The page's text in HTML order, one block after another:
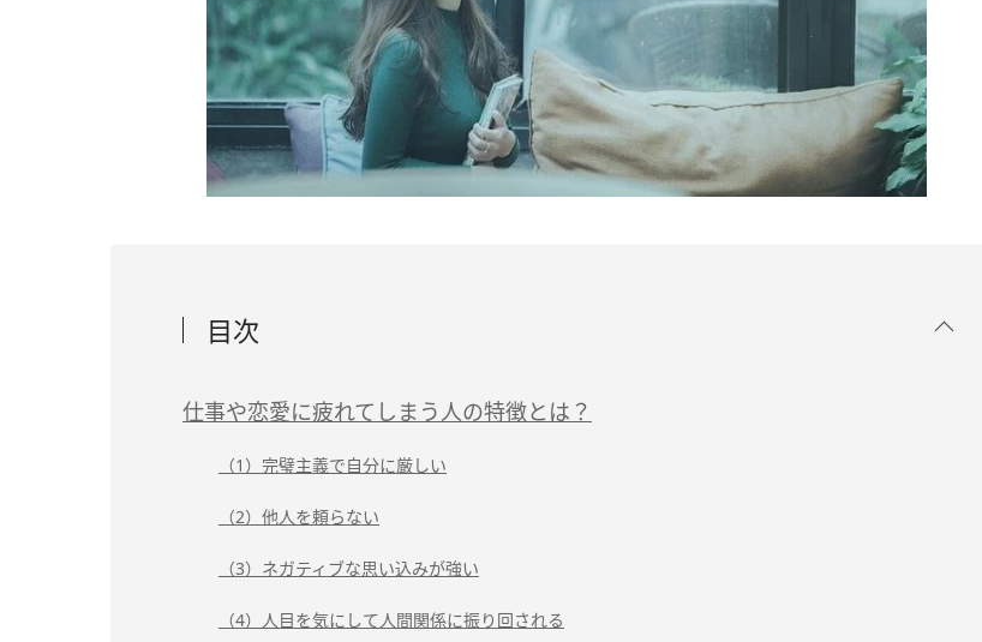
目次
仕事や恋愛に疲れてしまう人の特徴とは？
（1）完璧主義で自分に厳しい
（2）他人を頼らない
（3）ネガティブな思い込みが強い
（4）人目を気にして人間関係に振り回される